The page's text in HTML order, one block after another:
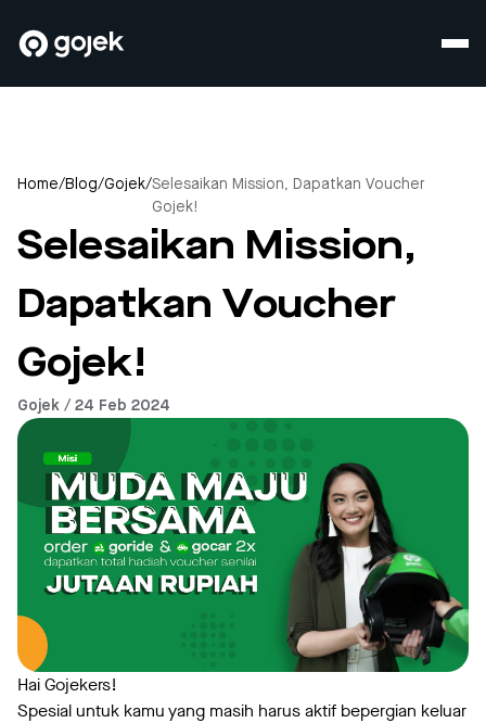
Home/Blog/Gojek/Selesaikan Mission, Dapatkan Voucher
Gojek!
Selesaikan Mission,
Dapatkan Voucher
Gojek!
Gojek / 24 Feb 2024
Hai Gojekers!
Spesial untuk kamu yang masih harus aktif bepergian keluar